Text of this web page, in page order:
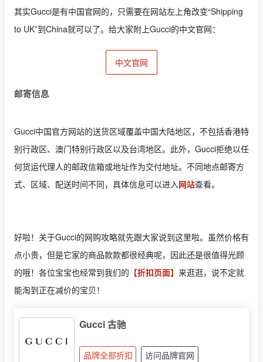
其实Gucci是有中国官网的，只需要在网站左上角改变“Shipping
to UK”到China就可以了。给大家附上Gucci的中文官网：
中文官网
邮寄信息
Gucci中国官方网站的送货区域覆盖中国大陆地区，不包括香港特
别行政区、澳门特别行政区以及台湾地区。此外，Gucci拒绝以任
何货运代理人的邮政信箱或地址作为交付地址。 不同地点邮寄方
式、区域、配送时间不同，具体信息可以进入网站查看。
好啦！关于Gucci的网购攻略就先跟大家说到这里啦。虽然价格有
点小贵，但是它家的商品款款都很经典呢，因此还是很值得光顾
的哦！各位宝宝也经常到我们的 【折扣页面】 来逛逛，说不定就
能淘到正在减价的宝贝！
Gucci 古驰
品牌全部折扣
访问品牌官网